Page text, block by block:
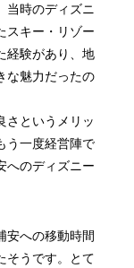
当時のディズニ
スキー・リゾー
経験があり、地
な魅力だったの
さというメリッ
う一度経営陣で
へのディズニー
安への移動時間
そうです。とて